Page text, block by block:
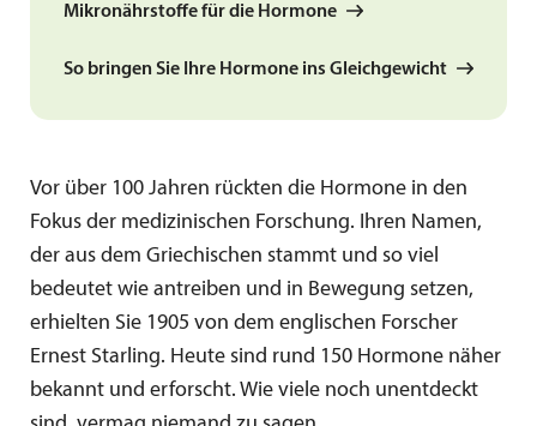
Mikronährstoffe für die Hormone
So bringen Sie Ihre Hormone ins Gleichgewicht
Vor über 100 Jahren rückten die Hormone in den
Fokus der medizinischen Forschung. Ihren Namen,
der aus dem Griechischen stammt und so viel
bedeutet wie antreiben und in Bewegung setzen,
erhielten Sie 1905 von dem englischen Forscher
Ernest Starling. Heute sind rund 150 Hormone näher
bekannt und erforscht. Wie viele noch unentdeckt